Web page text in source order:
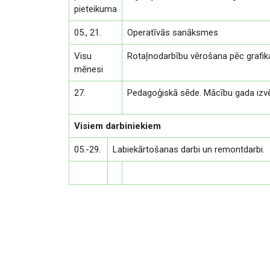
pieteikuma
05., 21. Operatīvās sanāksmes
Visu
mēnesi
Rotaļnodarbību vērošana pēc
27. Pedagoģiskā sēde. Mācību gada
Visiem darbiniekiem
05.-29. Labiekārtošanas darbi un remontdarbi.